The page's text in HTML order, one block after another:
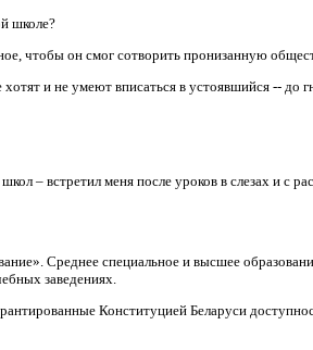
школе?
чтобы он смог сотворить пронизанную
и не умеют вписаться в устоявшийся -- до
– встретил меня после уроков в слезах и с
Среднее специальное и высшее
заведениях.
Конституцией Беларуси